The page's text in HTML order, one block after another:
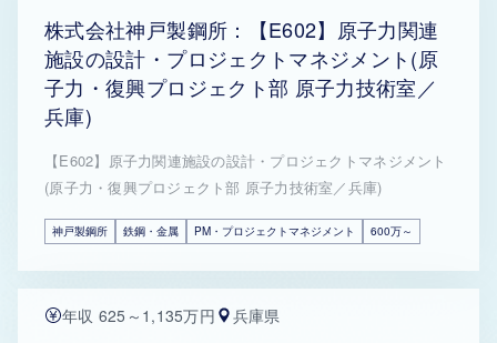
株式会社神戸製鋼所：【E602】原子力関連
施設の設計・プロジェクトマネジメント(原
子力・復興プロジェクト部 原子力技術室／
兵庫)
【E602】原子力関連施設の設計・プロジェクトマネジメント
(原子力・復興プロジェクト部 原子力技術室／兵庫)
神戸製鋼所 鉄鋼・金属 PM・プロジェクトマネジメント 600万～
年収 625～1,135万円 兵庫県